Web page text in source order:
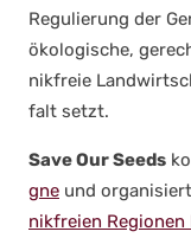
Regu­lie­rung der
öko­lo­gi­sche,
nik­freie
falt setzt.
Save Our Seeds
gne und
nik­frei­en Regio­nen